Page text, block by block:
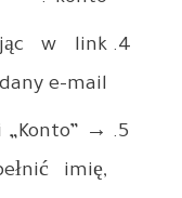
Zaloguj
„Dane